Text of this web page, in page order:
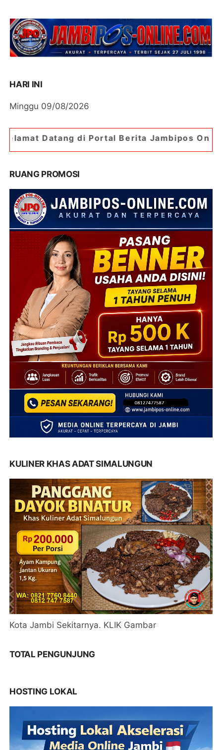
HARI INI
Minggu 09/08/2026
Portal Berita Jambipos Online. Portal Berita
RUANG PROMOSI
KULINER KHAS ADAT SIMALUNGUN
Kota Jambi Sekitarnya. KLIK Gambar
TOTAL PENGUNJUNG
HOSTING LOKAL